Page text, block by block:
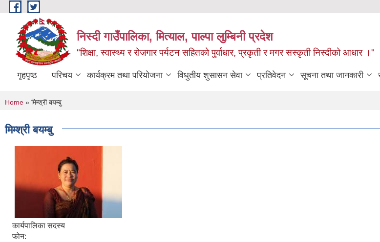
Skip to main content
निस्दी गाउँपालिका, मित्याल, पाल्पा लुम्बिनी प्रदेश
"शिक्षा, स्वास्थ्य र रोजगार पर्यटन सहितको पुर्वाधार, प्रकृती र मगर सस्कृती निस्दीको आधार ।"
गृहपृष्ठ परिचय कार्यक्रम तथा परियोजना विधुतीय शुसासन सेवा प्रतिवेदन सूचना तथा जानकारी
You are here
Home » मिम्श्री बयम्बु
मिम्श्री बयम्बु
कार्यपालिका सदस्य
फोन: